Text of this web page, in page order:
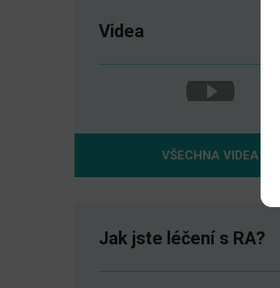
Videa
VŠECHNA VIDEA
Jak jste léčení s RA?